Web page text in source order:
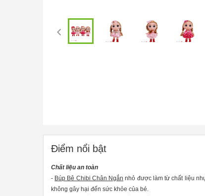
Điểm nổi bật
Chất liệu an toàn
- Búp Bê Chibi Chân Ngắn nhỏ được làm từ chất liệu
không gây hại đến sức khỏe của bé.